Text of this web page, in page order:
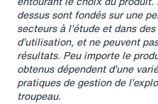
dessus sont fondés sur une
secteurs à l’étude et dans
d’utilisation, et ne peuvent
résultats. Peu importe le
obtenus dépendent d’une
pratiques de gestion de
troupeau.